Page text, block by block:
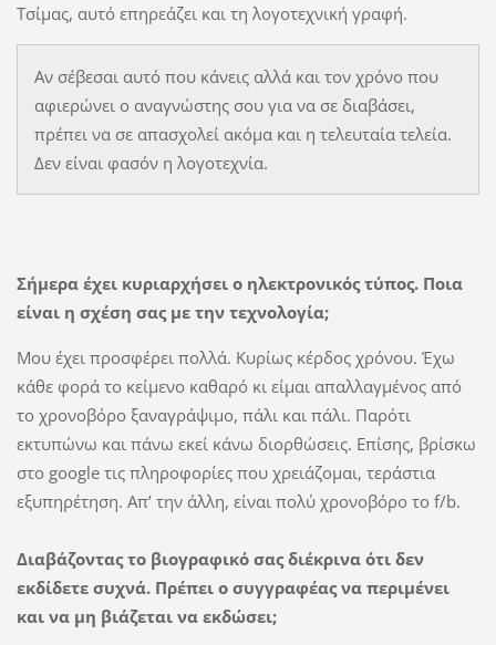
Τσίμας, αυτό επηρεάζει και τη λογοτεχνική γραφή.
Αν σέβεσαι αυτό που κάνεις αλλά και τον χρόνο που
αφιερώνει ο αναγνώστης σου για να σε διαβάσει,
πρέπει να σε απασχολεί ακόμα και η τελευταία τελεία.
Δεν είναι φασόν η λογοτεχνία.
Σήμερα έχει κυριαρχήσει ο ηλεκτρονικός τύπος. Ποια
είναι η σχέση σας με την τεχνολογία;
Μου έχει προσφέρει πολλά. Κυρίως κέρδος χρόνου. Έχω
κάθε φορά το κείμενο καθαρό κι είμαι απαλλαγμένος από
το χρονοβόρο ξαναγράψιμο, πάλι και πάλι. Παρότι
εκτυπώνω και πάνω εκεί κάνω διορθώσεις. Επίσης, βρίσκω
στο google τις πληροφορίες που χρειάζομαι, τεράστια
εξυπηρέτηση. Απ’ την άλλη, είναι πολύ χρονοβόρο το f/b.
Διαβάζοντας το βιογραφικό σας διέκρινα ότι δεν
εκδίδετε συχνά. Πρέπει ο συγγραφέας να περιμένει
και να μη βιάζεται να εκδώσει;